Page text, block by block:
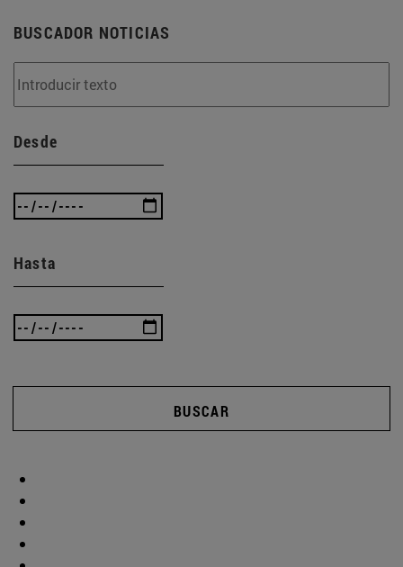
BUSCADOR NOTICIAS
Desde
Hasta
BUSCAR